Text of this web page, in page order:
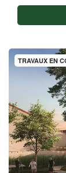
TRAVAUX EN